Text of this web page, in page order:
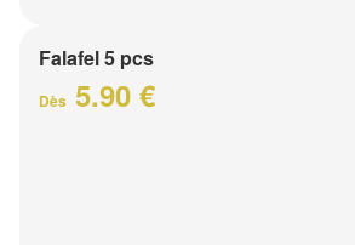
Falafel 5 pcs
Dès 5.90 €